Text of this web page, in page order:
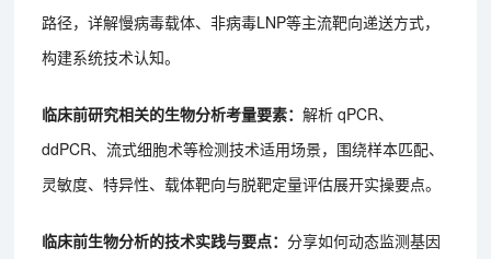
路径，详解慢病毒载体、非病毒LNP等主流靶向递送方式，
构建系统技术认知。
临床前研究相关的生物分析考量要素：解析 qPCR、
ddPCR、流式细胞术等检测技术适用场景，围绕样本匹配、
灵敏度、特异性、载体靶向与脱靶定量评估展开实操要点。
临床前生物分析的技术实践与要点：分享如何动态监测基因